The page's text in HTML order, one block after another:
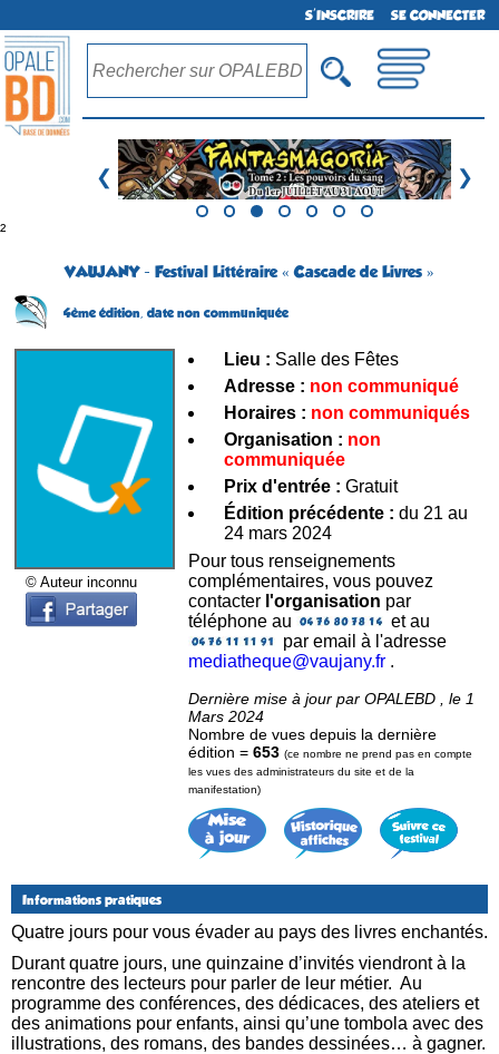
S'INSCRIRE SE CONNECTER
❮ ❯
²
VAUJANY - Festival Littéraire « Cascade de Livres »
4ème édition, date non communiquée
© Auteur inconnu
Lieu : Salle des Fêtes
Adresse : non communiqué
Horaires : non communiqués
Organisation : non
communiquée
Prix d'entrée : Gratuit
Édition précédente : du 21 au
24 mars 2024
Pour tous renseignements
complémentaires, vous pouvez
contacter l'organisation par
téléphone au
et au
par email à l'adresse
mediatheque@vaujany.fr .
Dernière mise à jour par OPALEBD , le 1
Mars 2024
Nombre de vues depuis la dernière
édition = 653 (ce nombre ne prend pas en compte
les vues des administrateurs du site et de la
manifestation)
Informations pratiques
Quatre jours pour vous évader au pays des livres enchantés.
Durant quatre jours, une quinzaine d’invités viendront à la
rencontre des lecteurs pour parler de leur métier. Au
programme des conférences, des dédicaces, des ateliers et
des animations pour enfants, ainsi qu’une tombola avec des
illustrations, des romans, des bandes dessinées… à gagner.